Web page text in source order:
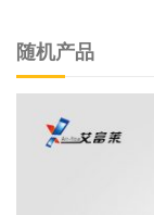
随机产品